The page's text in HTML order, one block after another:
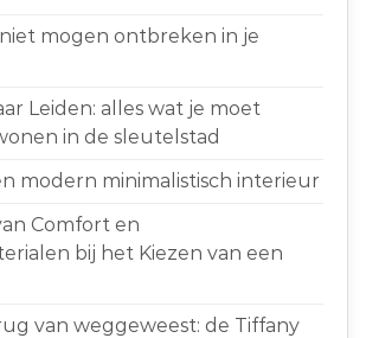
mogen ontbreken in je
Leiden: alles wat je moet
in de sleutelstad
modern minimalistisch interieur
Comfort en
bij het Kiezen van een
van weggeweest: de Tiffany